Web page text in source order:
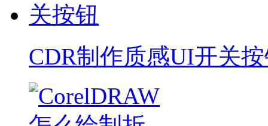
CDR制作质感UI开关